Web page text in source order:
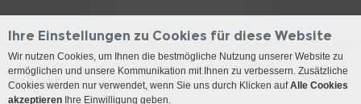
Kontakt
Ihre Einstellungen zu Cookies für diese Website
Wir nutzen Cookies, um Ihnen die bestmögliche Nutzung unserer Website zu
ermöglichen und unsere Kommunikation mit Ihnen zu verbessern. Zusätzliche
Cookies werden nur verwendet, wenn Sie uns durch Klicken aufAlle Cookies
akzeptieren Ihre Einwilligung geben.